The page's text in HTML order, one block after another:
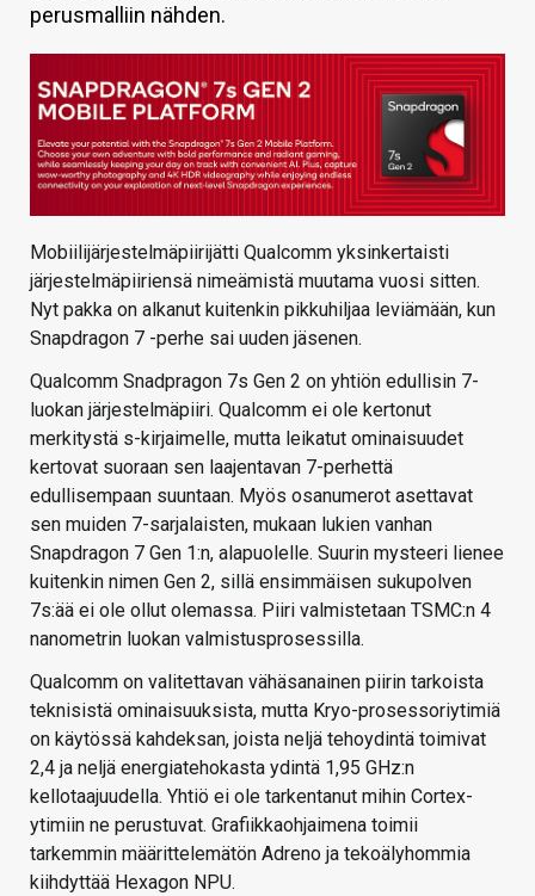
VAIHDA TEEMA
HAKU
perusmalliin nähden.
Mobiilijärjestelmäpiirijätti Qualcomm yksinkertaisti
järjestelmäpiiriensä nimeämistä muutama vuosi sitten.
Nyt pakka on alkanut kuitenkin pikkuhiljaa leviämään, kun
Snapdragon 7 -perhe sai uuden jäsenen.
Qualcomm Snadpragon 7s Gen 2 on yhtiön edullisin 7-
luokan järjestelmäpiiri. Qualcomm ei ole kertonut
merkitystä s-kirjaimelle, mutta leikatut ominaisuudet
kertovat suoraan sen laajentavan 7-perhettä
edullisempaan suuntaan. Myös osanumerot asettavat
sen muiden 7-sarjalaisten, mukaan lukien vanhan
Snapdragon 7 Gen 1:n, alapuolelle. Suurin mysteeri lienee
kuitenkin nimen Gen 2, sillä ensimmäisen sukupolven
7s:ää ei ole ollut olemassa. Piiri valmistetaan TSMC:n 4
nanometrin luokan valmistusprosessilla.
Qualcomm on valitettavan vähäsanainen piirin tarkoista
teknisistä ominaisuuksista, mutta Kryo-prosessoriytimiä
on käytössä kahdeksan, joista neljä tehoydintä toimivat
2,4 ja neljä energiatehokasta ydintä 1,95 GHz:n
kellotaajuudella. Yhtiö ei ole tarkentanut mihin Cortex-
ytimiin ne perustuvat. Grafiikkaohjaimena toimii
tarkemmin määrittelemätön Adreno ja tekoälyhommia
kiihdyttää Hexagon NPU.